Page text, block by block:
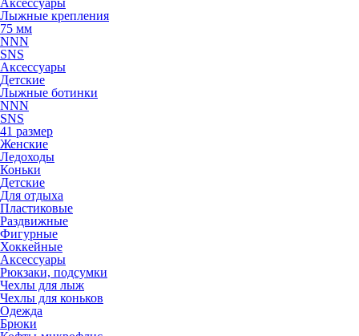
Аксессуары
Лыжные крепления
75 мм
NNN
SNS
Аксессуары
Детские
Лыжные ботинки
NNN
SNS
41 размер
Женские
Ледоходы
Коньки
Детские
Для отдыха
Пластиковые
Раздвижные
Фигурные
Хоккейные
Аксессуары
Рюкзаки, подсумки
Чехлы для лыж
Чехлы для коньков
Одежда
Брюки